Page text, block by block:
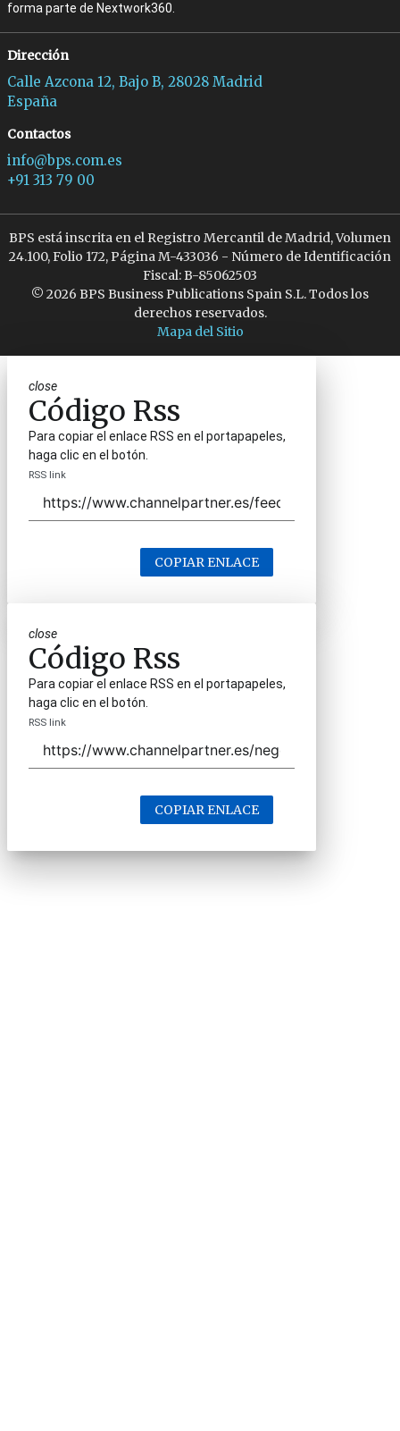
forma parte de Nextwork360.
Dirección
Calle Azcona 12, Bajo B, 28028 Madrid
España
Contactos
info@bps.com.es
+91 313 79 00
BPS está inscrita en el Registro Mercantil de Madrid, Volumen
24.100, Folio 172, Página M-433036 - Número de Identificación
Fiscal: B-85062503
© 2026 BPS Business Publications Spain S.L. Todos los
derechos reservados.
Mapa del Sitio
close
Código Rss
Para copiar el enlace RSS en el portapapeles,
haga clic en el botón.
RSS link
COPIAR ENLACE
close
Código Rss
Para copiar el enlace RSS en el portapapeles,
haga clic en el botón.
RSS link
COPIAR ENLACE